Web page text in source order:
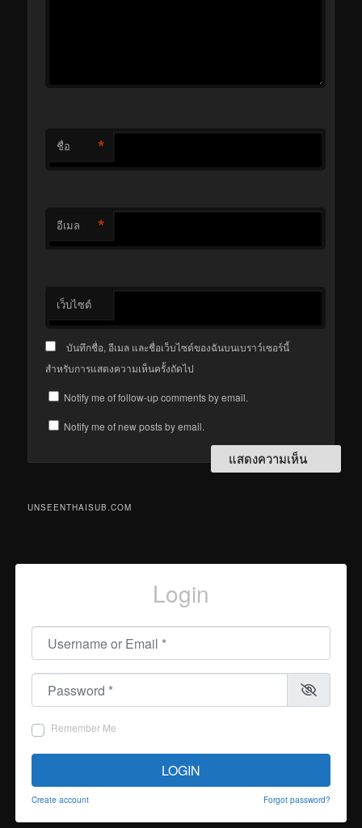
ชื่อ *
อีเมล *
เว็บไซต์
บันทึกชื่อ, อีเมล และชื่อเว็บไซต์ของฉันบนเบราว์เซอร์นี้
สำหรับการแสดงความเห็นครั้งถัดไป
Notify me of follow-up comments by email.
Notify me of new posts by email.
UNSEENTHAISUB.COM
Login
Username or Email
Password
Remember Me
LOGIN
Create account Forgot password?